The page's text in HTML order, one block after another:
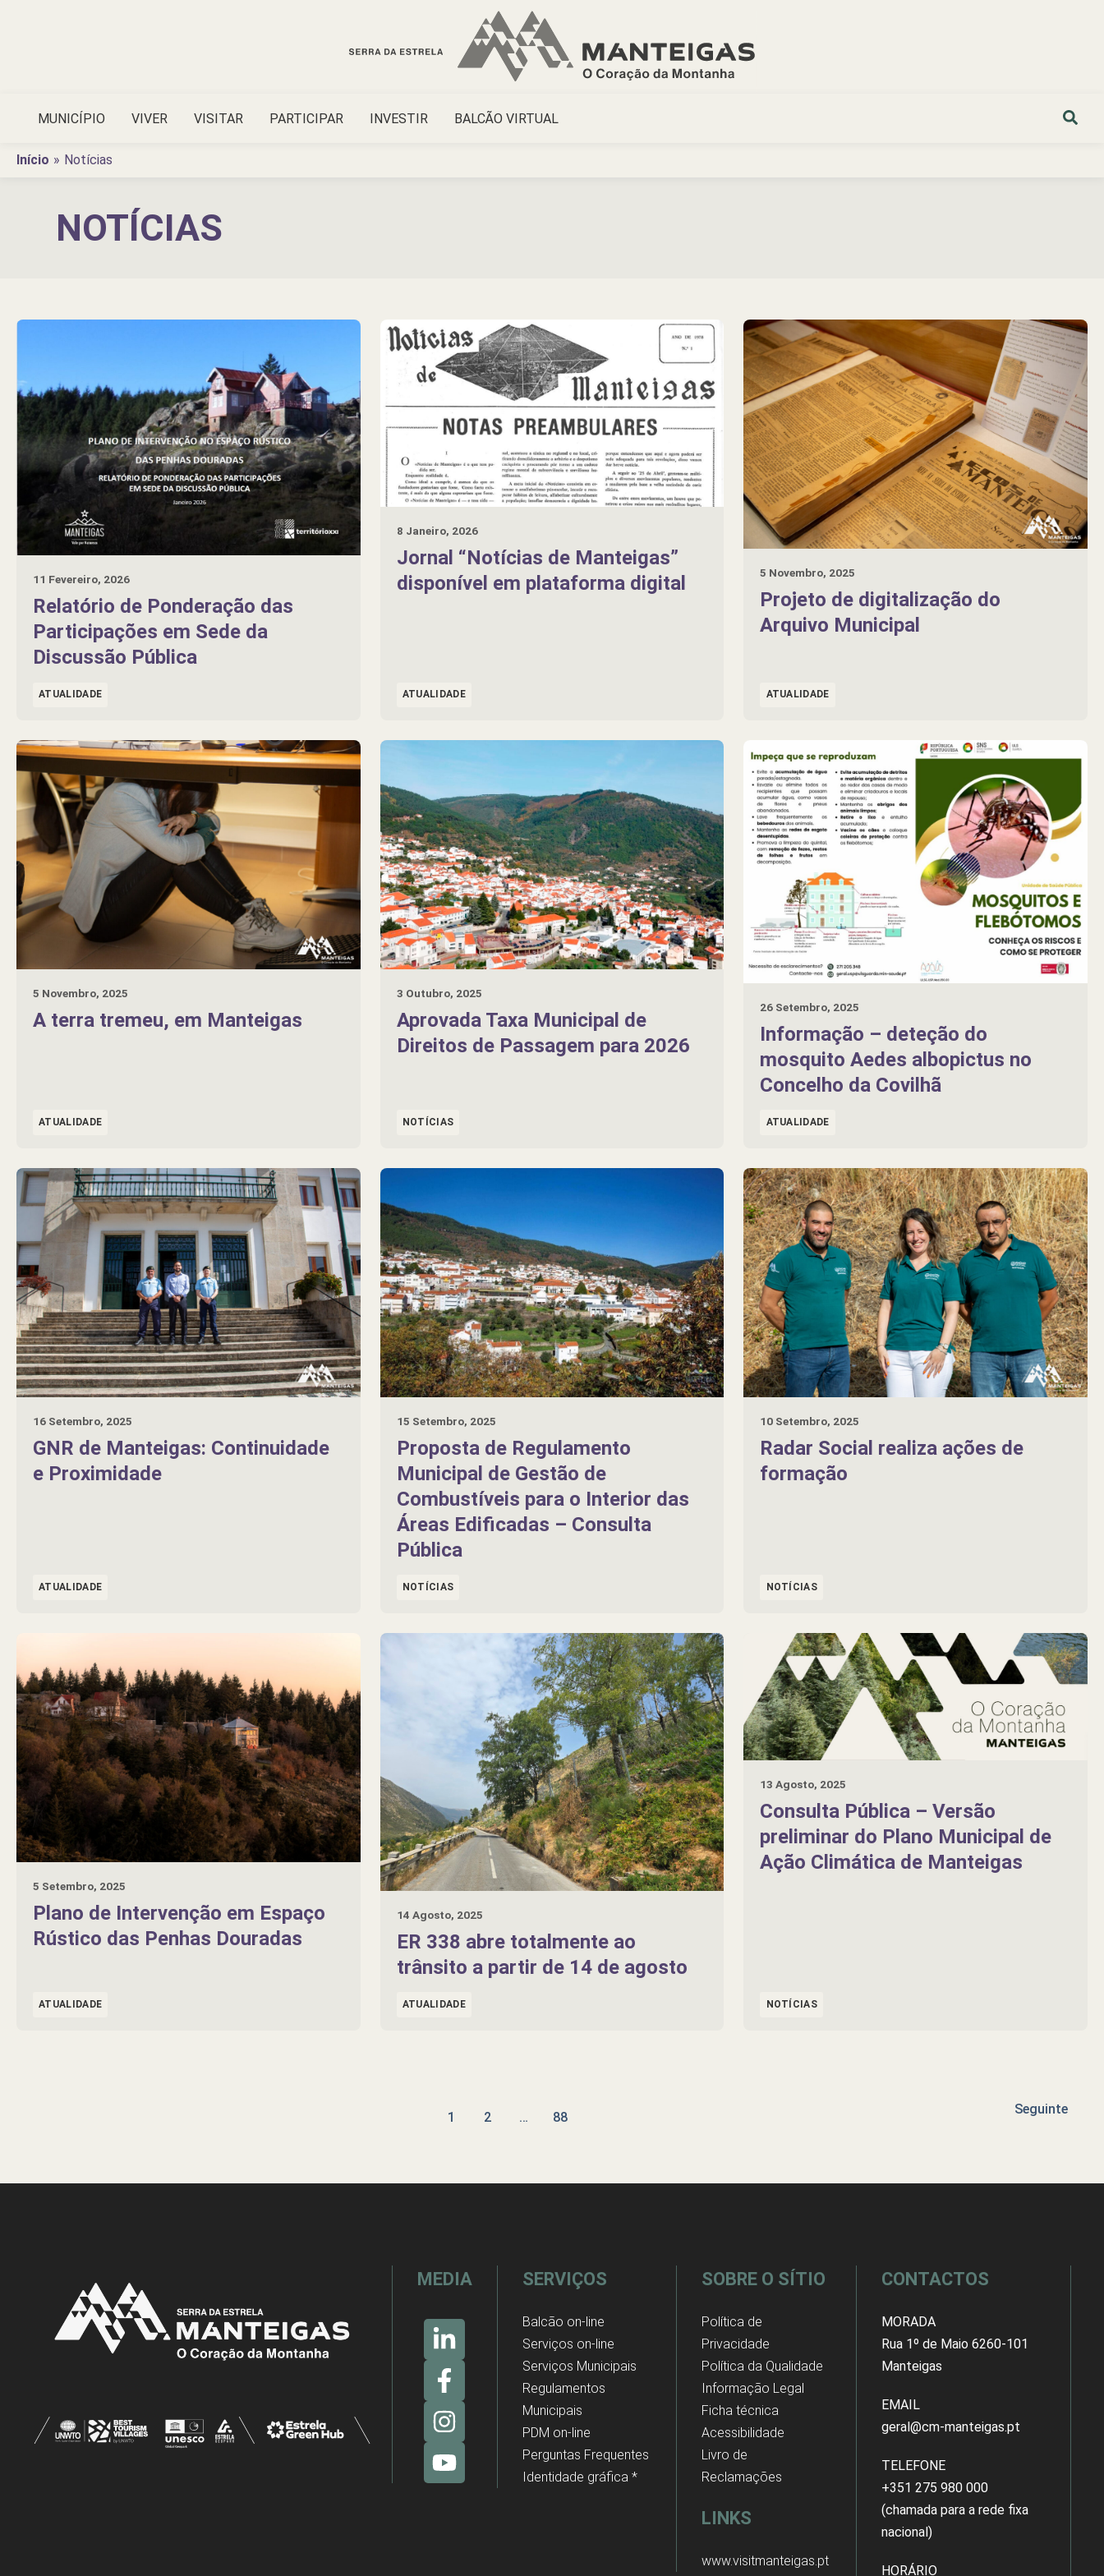
MUNICÍPIO VIVER VISITAR PARTICIPAR INVESTIR BALCÃO VIRTUAL
Início Notícias
NOTÍCIAS
11 Fevereiro, 2026
Relatório de Ponderação das
Participações em Sede da
Discussão Pública
ATUALIDADE
8 Janeiro, 2026
Jornal “Notícias de Manteigas”
disponível em plataforma digital
ATUALIDADE
5 Novembro, 2025
Projeto de digitalização do
Arquivo Municipal
ATUALIDADE
5 Novembro, 2025
A terra tremeu, em Manteigas
ATUALIDADE
3 Outubro, 2025
Aprovada Taxa Municipal de
Direitos de Passagem para 2026
NOTÍCIAS
26 Setembro, 2025
Informação – deteção do
mosquito Aedes albopictus no
Concelho da Covilhã
ATUALIDADE
16 Setembro, 2025
GNR de Manteigas: Continuidade
e Proximidade
ATUALIDADE
15 Setembro, 2025
Proposta de Regulamento
Municipal de Gestão de
Combustíveis para o Interior das
Áreas Edificadas – Consulta
Pública
NOTÍCIAS
10 Setembro, 2025
Radar Social realiza ações de
formação
NOTÍCIAS
5 Setembro, 2025
Plano de Intervenção em Espaço
Rústico das Penhas Douradas
ATUALIDADE
14 Agosto, 2025
ER 338 abre totalmente ao
trânsito a partir de 14 de agosto
ATUALIDADE
13 Agosto, 2025
Consulta Pública – Versão
preliminar do Plano Municipal de
Ação Climática de Manteigas
NOTÍCIAS
1 2 … 88
Seguinte
MEDIA SERVIÇOS
Balcão on-line
Serviços on-line
Serviços Municipais
Regulamentos
Municipais
PDM on-line
Perguntas Frequentes
Identidade gráfica *
SOBRE O SÍTIO
Política de
Privacidade
Política da Qualidade
Informação Legal
Ficha técnica
Acessibilidade
Livro de
Reclamações
LINKS
www.visitmanteigas.pt
CONTACTOS
MORADA
Rua 1º de Maio 6260-101
Manteigas
EMAIL
geral@cm-manteigas.pt
TELEFONE
+351 275 980 000
(chamada para a rede fixa
nacional)
HORÁRIO